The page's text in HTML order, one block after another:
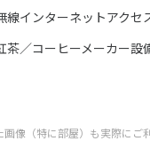
線インターネットアクセ
茶／コーヒーメーカー設
像（特に部屋）も実際にご